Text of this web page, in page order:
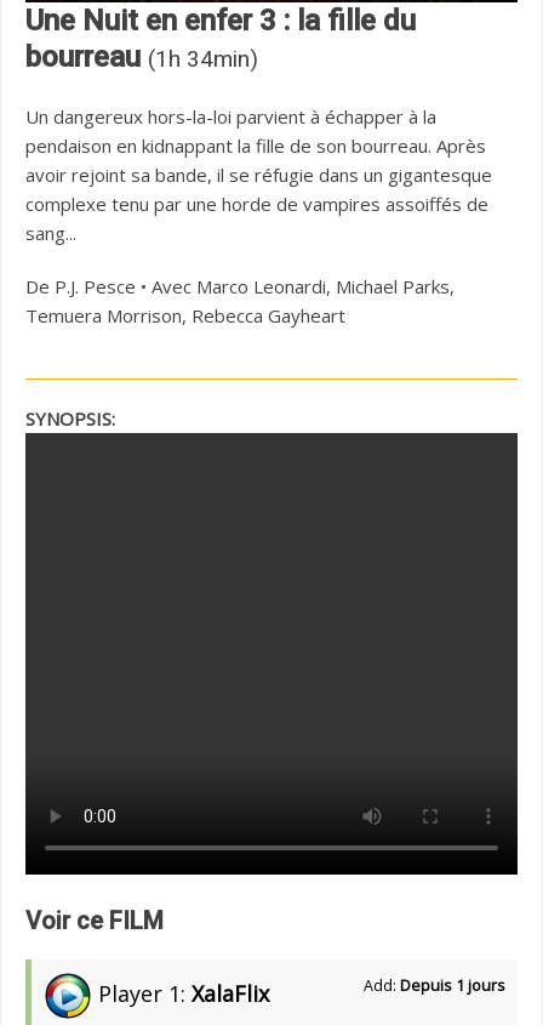
Une Nuit en enfer 3 : la fille du
bourreau (1h 34min)
Un dangereux hors-la-loi parvient à échapper à la
pendaison en kidnappant la fille de son bourreau. Après
avoir rejoint sa bande, il se réfugie dans un gigantesque
complexe tenu par une horde de vampires assoiffés de
sang...
De P.J. Pesce • Avec Marco Leonardi, Michael Parks,
Temuera Morrison, Rebecca Gayheart
SYNOPSIS:
Voir ce FILM
Player 1: XalaFlix Add: Depuis 1 jours